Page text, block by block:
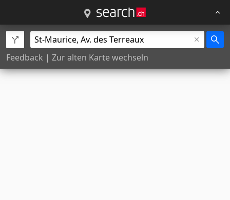
Feedback | Zur alten Karte wechseln